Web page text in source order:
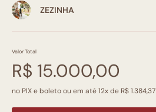
ZEZINHA
Valor Total
R$ 15.000,00
no PIX e boleto ou em até 12x de R$ 1.384,37